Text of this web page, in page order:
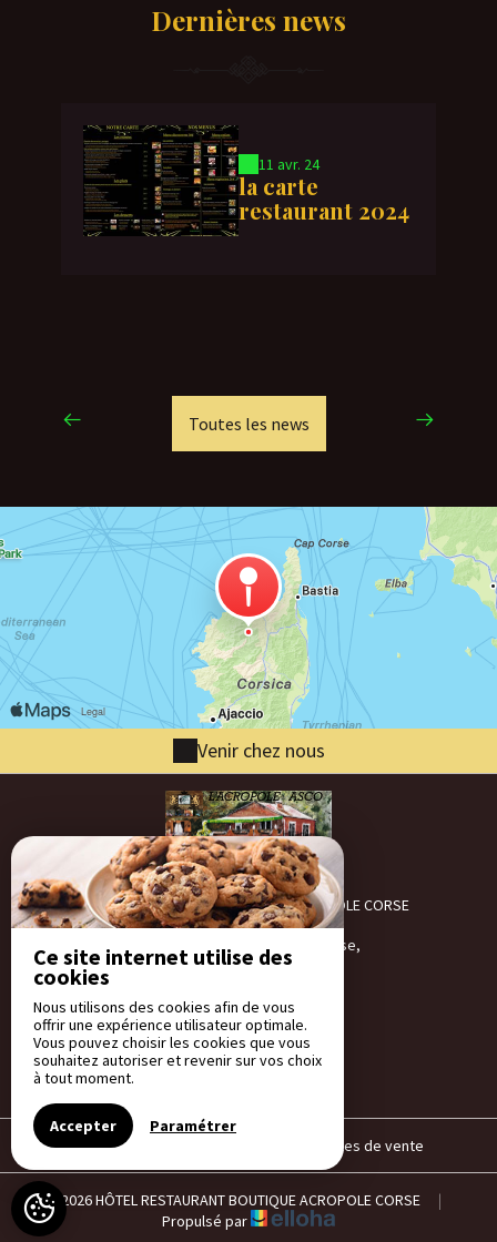
Ce site internet utilise des
cookies
Nous utilisons des cookies afin de vous
offrir une expérience utilisateur optimale.
Vous pouvez choisir les cookies que vous
souhaitez autoriser et revenir sur vos choix
à tout moment.
Accepter Paramétrer
Dernières news
11 avr. 24
la carte
restaurant 2024
Toutes les news
Venir chez nous
HÔTEL RESTAURANT BOUTIQUE ACROPOLE CORSE
Lieu Dit Ranza,
Hotel Restaurant Boutique Corse,
Entre Du Village,
+33 4 95 47 83 53
Contacter par email
Mentions légales Conditions générales de vente
© 2026 HÔTEL RESTAURANT BOUTIQUE ACROPOLE CORSE
|
Propulsé par